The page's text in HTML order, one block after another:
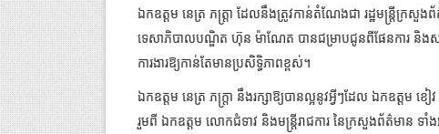
ឯកឧត្តម នេត្រ ភត្ត្រា ដែលនឹងត្រូវកាន់តំណែងជា រដ្ឋមន្រ្តីក្រសួ
ទេសាភិបាលបណ្ឌិត ហ៊ុន ម៉ាណែត បានជម្រាបជូនពីផែនការ និង
ការងារឱ្យកាន់តែមានប្រសិទ្ធិភាពខ្ពស់។
ឯកឧត្តម នេត្រ ភក្ត្រា នឹងរក្សាឱ្យបានល្អនូវអ្វីៗដែល ឯកឧត្តម
រួមពី ឯកឧត្តម លោកជំទាវ និងមន្រ្តីរាជការ នៃក្រសួងព័ត៌មាន ទាំ